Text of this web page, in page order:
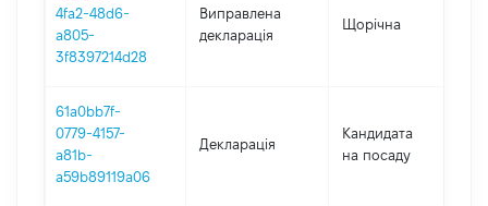
4fa2-48d6-
a805-
3f8397214d28
Виправлена
декларація
Щорічна
61a0bb7f-
0779-4157-
a81b-
a59b89119a06
Декларація
Кандидата
на посаду